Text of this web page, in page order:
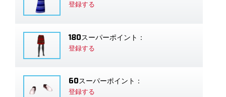
登録する
180スーパーポイント：
登録する
60スーパーポイント：
登録する